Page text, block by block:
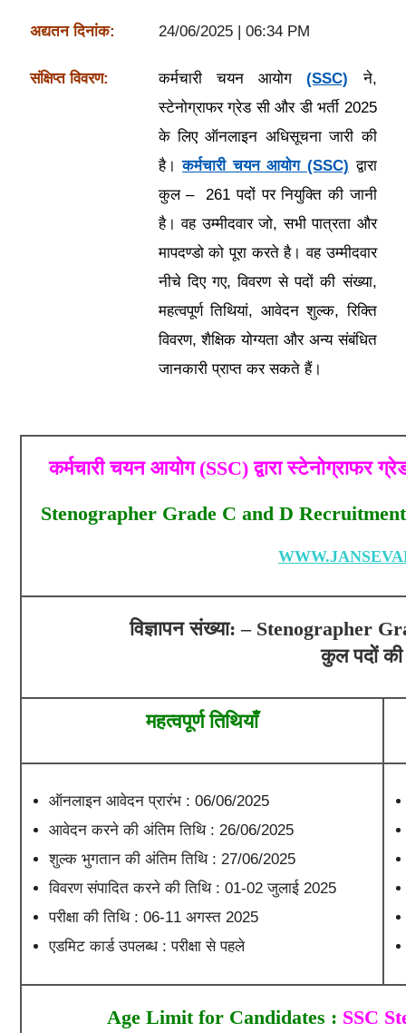
अद्यतन दिनांक: 24/06/2025 | 06:34 PM
संक्षिप्त विवरण: कर्मचारी चयन आयोग(SSC) ने,
स्टेनोग्राफर ग्रेड सी और डी भर्ती 2025
के लिए ऑनलाइन अधिसूचना जारी की
है।कर्मचारी चयन आयोग (SSC) द्वारा
कुल – 261 पदों पर नियुक्ति की जानी
है। वह उम्मीदवार जो, सभी पात्रता और
मापदण्डो को पूरा करते है। वह उम्मीदवार
नीचे दिए गए, विवरण से पदों की संख्या,
महत्वपूर्ण तिथियां, आवेदन शुल्क, रिक्ति
विवरण, शैक्षिक योग्यता और अन्य संबंधित
जानकारी प्राप्त कर सकते हैं।
कर्मचारी चयन आयोग (SSC) द्वारा स्टेनोग्राफर
Stenographer Grade C and D
विज्ञापन संख्या: – Stenographer
कुल पदों
महत्वपूर्ण तिथियाँ
ऑनलाइन आवेदन प्रारंभ : 06/06/2025
आवेदन करने की अंतिम तिथि : 26/06/2025
शुल्क भुगतान की अंतिम तिथि : 27/06/2025
विवरण संपादित करने की तिथि : 01-02 जुलाई 2025
परीक्षा की तिथि : 06-11 अगस्त 2025
एडमिट कार्ड उपलब्ध : परीक्षा से पहले
Age Limit for Candidates : SSC